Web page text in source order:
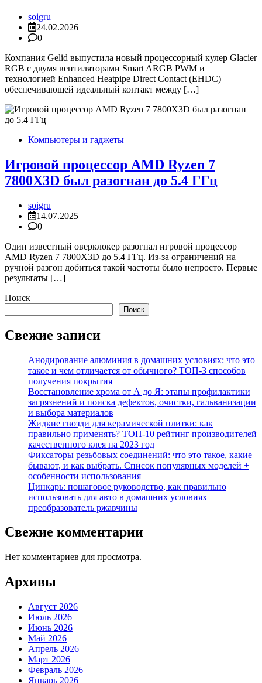
soigru
24.02.2026
0
Компания Gelid выпустила новый процессорный кулер Glacier
RGB с двумя вентиляторами Smart ARGB PWM и
технологией Enhanced Heatpipe Direct Contact (EHDC)
обеспечивающей идеальный контакт между […]
Компьютеры и гаджеты
Игровой процессор AMD Ryzen 7
7800X3D был разогнан до 5.4 ГГц
soigru
14.07.2025
0
Один известный оверклокер разогнал игровой процессор
AMD Ryzen 7 7800X3D до 5.4 ГГц. Из-за ограничений на
ручной разгон добиться такой частоты было непросто. Первые
результаты […]
Поиск
Поиск
Свежие записи
Анодирование алюминия в домашних условиях: что это
такое и чем отличается от обычного? ТОП-3 способов
получения покрытия
Восстановление хрома от А до Я: этапы профилактики
загрязнений и поиска дефектов, очистки, гальванизации
и выбора материалов
Жидкие гвозди для керамической плитки: как
правильно применять? ТОП-10 рейтинг производителей
качественного клея на 2023 год
Фиксаторы резьбовых соединений: что это такое, какие
бывают, и как выбрать. Список популярных моделей +
особенности использования
Цинкарь: пошаговое руководство, как правильно
использовать для авто в домашних условиях
преобразователь ржавчины
Свежие комментарии
Нет комментариев для просмотра.
Архивы
Август 2026
Июль 2026
Июнь 2026
Май 2026
Апрель 2026
Март 2026
Февраль 2026
Январь 2026